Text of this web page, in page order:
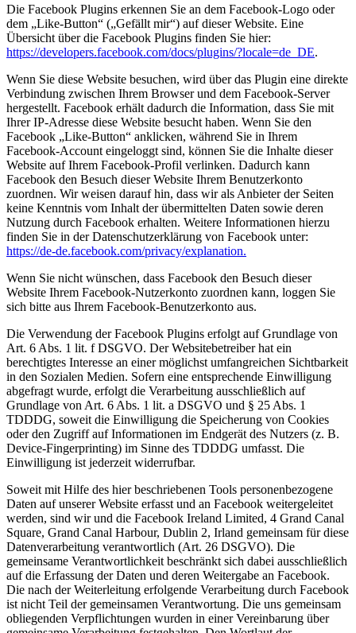
Die Facebook Plugins erkennen Sie an dem Facebook-Logo oder
dem „Like-Button“ („Gefällt mir“) auf dieser Website. Eine
Übersicht über die Facebook Plugins finden Sie hier:
https://developers.facebook.com/docs/plugins/?locale=de_DE.
Wenn Sie diese Website besuchen, wird über das Plugin eine direkte
Verbindung zwischen Ihrem Browser und dem Facebook-Server
hergestellt. Facebook erhält dadurch die Information, dass Sie mit
Ihrer IP-Adresse diese Website besucht haben. Wenn Sie den
Facebook „Like-Button“ anklicken, während Sie in Ihrem
Facebook-Account eingeloggt sind, können Sie die Inhalte dieser
Website auf Ihrem Facebook-Profil verlinken. Dadurch kann
Facebook den Besuch dieser Website Ihrem Benutzerkonto
zuordnen. Wir weisen darauf hin, dass wir als Anbieter der Seiten
keine Kenntnis vom Inhalt der übermittelten Daten sowie deren
Nutzung durch Facebook erhalten. Weitere Informationen hierzu
finden Sie in der Datenschutzerklärung von Facebook unter:
https://de-de.facebook.com/privacy/explanation.
Wenn Sie nicht wünschen, dass Facebook den Besuch dieser
Website Ihrem Facebook-Nutzerkonto zuordnen kann, loggen Sie
sich bitte aus Ihrem Facebook-Benutzerkonto aus.
Die Verwendung der Facebook Plugins erfolgt auf Grundlage von
Art. 6 Abs. 1 lit. f DSGVO. Der Websitebetreiber hat ein
berechtigtes Interesse an einer möglichst umfangreichen Sichtbarkeit
in den Sozialen Medien. Sofern eine entsprechende Einwilligung
abgefragt wurde, erfolgt die Verarbeitung ausschließlich auf
Grundlage von Art. 6 Abs. 1 lit. a DSGVO und § 25 Abs. 1
TDDDG, soweit die Einwilligung die Speicherung von Cookies
oder den Zugriff auf Informationen im Endgerät des Nutzers (z. B.
Device-Fingerprinting) im Sinne des TDDDG umfasst. Die
Einwilligung ist jederzeit widerrufbar.
Soweit mit Hilfe des hier beschriebenen Tools personenbezogene
Daten auf unserer Website erfasst und an Facebook weitergeleitet
werden, sind wir und die Facebook Ireland Limited, 4 Grand Canal
Square, Grand Canal Harbour, Dublin 2, Irland gemeinsam für diese
Datenverarbeitung verantwortlich (Art. 26 DSGVO). Die
gemeinsame Verantwortlichkeit beschränkt sich dabei ausschließlich
auf die Erfassung der Daten und deren Weitergabe an Facebook.
Die nach der Weiterleitung erfolgende Verarbeitung durch Facebook
ist nicht Teil der gemeinsamen Verantwortung. Die uns gemeinsam
obliegenden Verpflichtungen wurden in einer Vereinbarung über